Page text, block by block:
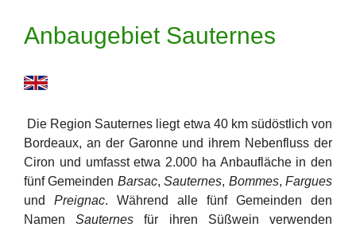
Anbaugebiet Sauternes
Die Region Sauternes liegt etwa 40 km südöstlich von
Bordeaux, an der Garonne und ihrem Nebenfluss der
Ciron und umfasst etwa 2.000 ha Anbaufläche in den
fünf Gemeinden Barsac,Sauternes, Bommes,Fargues
und Preignac. Während alle fünf Gemeinden den
NamenSauternes für ihren Süßwein verwenden